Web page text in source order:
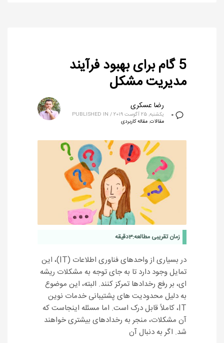
5 گام برای بهبود فرآیند
مدیریت مشکل
0
رضا عسکری
یکشنبه, 25 آگوست 2019 /
PUBLISHED IN
مقالات, مقاله کاربردی
زمان تقریبی مطالعه:3دقیقه
در بسیاری از واحدهای فناوری اطلاعات (IT)، این
تمایل وجود دارد تا به جای توجه به مشکلات ریشه
‏ای، بر رفع رخدادها تمرکز کنند. البته، این موضوع
به دلیل محدودیت‏ های پشتیبانی خدمات نوین
IT، کاملاً قابل درک است. اما مسئله اینجاست که
آن مشکلات، منجر به رخدادهای بیشتری خواهند
شد. اگر به دنبال آن